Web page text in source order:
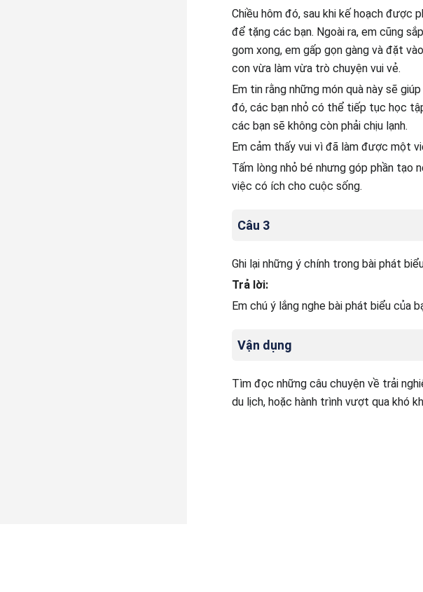
Chiều hôm đó, sau khi kế hoạch được
để tặng các bạn. Ngoài ra, em cũng
gom xong, em gấp gọn gàng và đặt
con vừa làm vừa trò chuyện vui vẻ.
Em tin rằng những món quà này sẽ
đó, các bạn nhỏ có thể tiếp tục học
các bạn sẽ không còn phải chịu lạnh.
Em cảm thấy vui vì đã làm được một
Tấm lòng nhỏ bé nhưng góp phần tạo
việc có ích cho cuộc sống.
Câu 3
Ghi lại những ý chính trong bài phát
Trả lời:
Em chú ý lắng nghe bài phát biểu của
Vận dụng
Tìm đọc những câu chuyện về trải
du lịch, hoặc hành trình vượt qua khó